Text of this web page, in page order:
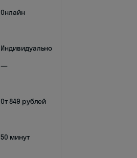
Онлайн
Индивидуально
—
От 849 рублей
50 минут